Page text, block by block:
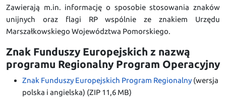
Zawierają m.in. informację o sposobie stosowania znaków
unijnych oraz flagi RP wspólnie ze znakiem Urzędu
Marszałkowskiego Województwa Pomorskiego.
Znak Funduszy Europejskich z nazwą
programu Regionalny Program Operacyjny
Znak Funduszy Europejskich Program Regionalny (wersja
polska i angielska) (ZIP 11,6 MB)